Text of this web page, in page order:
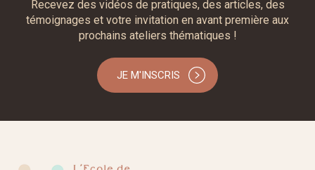
Recevez des vidéos de pratiques, des articles, des
témoignages et votre invitation en avant première aux
prochains ateliers thématiques !
JE M'INSCRIS